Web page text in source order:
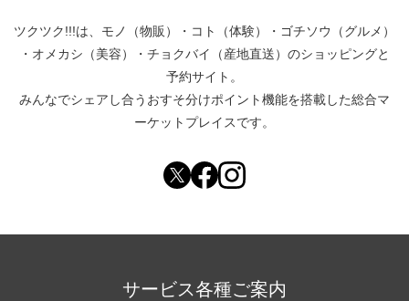
ツクツク!!!は、 モノ（物販） ・ コト（体験） ・ ゴチソウ（グルメ）
・ オメカシ（美容） ・ チョクバイ（産地直送） のショッピングと
予約サイト。
みんなでシェアし合う おすそ分けポイント機能を搭載した総合マ
ーケットプレイスです。
サービス各種ご案内